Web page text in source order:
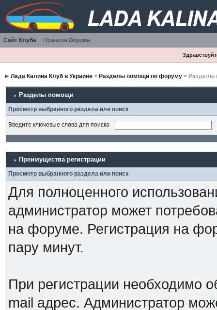
Сайт Клуба Правила Форума
Лада Калина Клуб в Украине> Разделы помощи по форуму> Разделы
Разделы помощи
Просмотр выбранного раздела или поиск
Введите ключевые слова для поиска
Преимущества регистрации
Просмотр выбранного раздела или поиск
Для полноценного
администратор может
на форуме. Регистрация на
пару минут.
При регистрации необходимо
mail адрес. Администратор